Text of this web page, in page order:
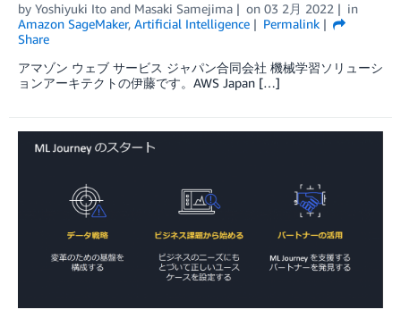
by Yoshiyuki Ito and Masaki Samejima on 03 2月 2022
in
Amazon SageMaker, Artificial Intelligence
Permalink
Share
アマゾン ウェブ サービス ジャパン合同会社 機械学習ソリューシ
ョンアーキテクトの伊藤です。AWS Japan […]